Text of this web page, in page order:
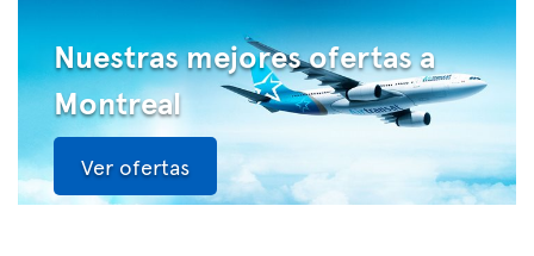
Nuestras mejores ofertas a
Montreal
Ver ofertas